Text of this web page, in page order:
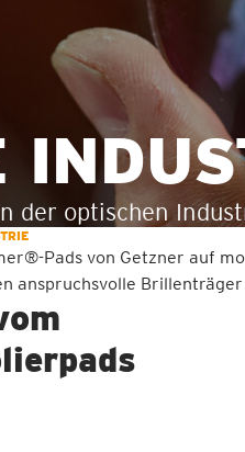
der optischen
Pads von Getzner auf